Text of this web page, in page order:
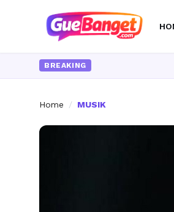
BREAKING
Home / MUSIK